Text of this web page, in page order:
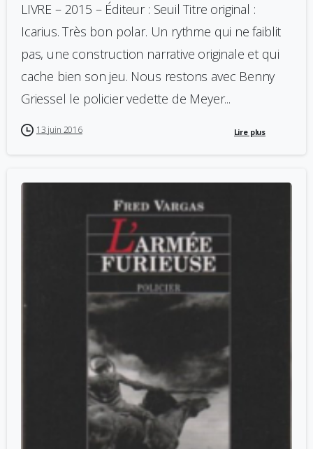
LIVRE – 2015 – Éditeur : Seuil Titre original :
Icarius. Très bon polar. Un rythme qui ne faiblit
pas, une construction narrative originale et qui
cache bien son jeu. Nous restons avec Benny
Griessel le policier vedette de Meyer...
13 juin 2016 Lire plus